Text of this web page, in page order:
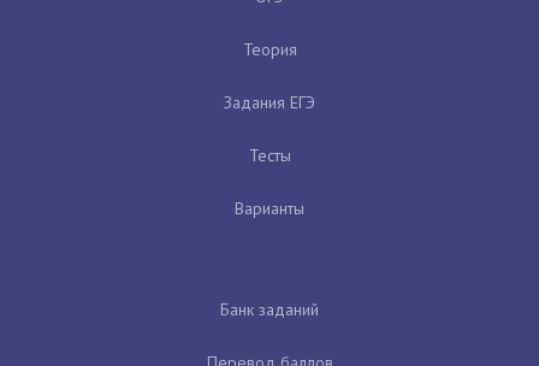
Теория
Задания ЕГЭ
Тесты
Варианты
Банк заданий